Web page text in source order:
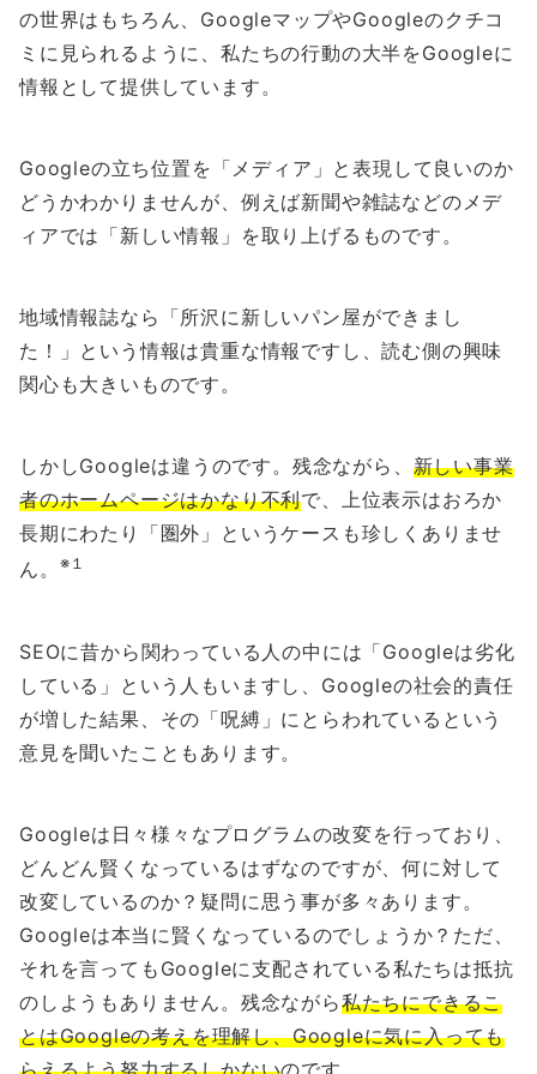
の世界はもちろん、GoogleマップやGoogleのクチコ
ミに見られるように、私たちの行動の大半をGoogleに
情報として提供しています。
Googleの立ち位置を「メディア」と表現して良いのか
どうかわかりませんが、例えば新聞や雑誌などのメデ
ィアでは「新しい情報」を取り上げるものです。
地域情報誌なら「所沢に新しいパン屋ができまし
た！」という情報は貴重な情報ですし、読む側の興味
関心も大きいものです。
しかしGoogleは違うのです。残念ながら、 新しい事業
者のホームページはかなり不利で、上位表示はおろか
長期にわたり「圏外」というケースも珍しくありませ
ん。
※１
SEOに昔から関わっている人の中には「Googleは劣化
している」という人もいますし、Googleの社会的責任
が増した結果、その「呪縛」にとらわれているという
意見を聞いたこともあります。
Googleは日々様々なプログラムの改変を行っており、
どんどん賢くなっているはずなのですが、何に対して
改変しているのか？疑問に思う事が多々あります。
Googleは本当に賢くなっているのでしょうか？ただ、
それを言ってもGoogleに支配されている私たちは抵抗
のしようもありません。残念ながら私たちにできるこ
とはGoogleの考えを理解し、Googleに気に入っても
らえるよう努力するしかないのです。